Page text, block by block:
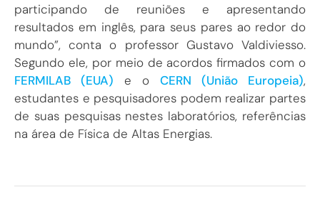
participando de reuniões e apresentando
resultados em inglês, para seus pares ao redor do
mundo”, conta o professor Gustavo Valdiviesso.
Segundo ele, por meio de acordos firmados com o
FERMILAB (EUA) e o CERN (União Europeia),
estudantes e pesquisadores podem realizar partes
de suas pesquisas nestes laboratórios, referências
na área de Física de Altas Energias.